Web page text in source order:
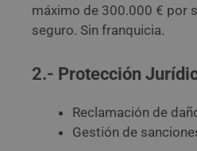
máximo de 300.000 € por
seguro. Sin franquicia.
2.- Protección
Reclamación de
Gestión de